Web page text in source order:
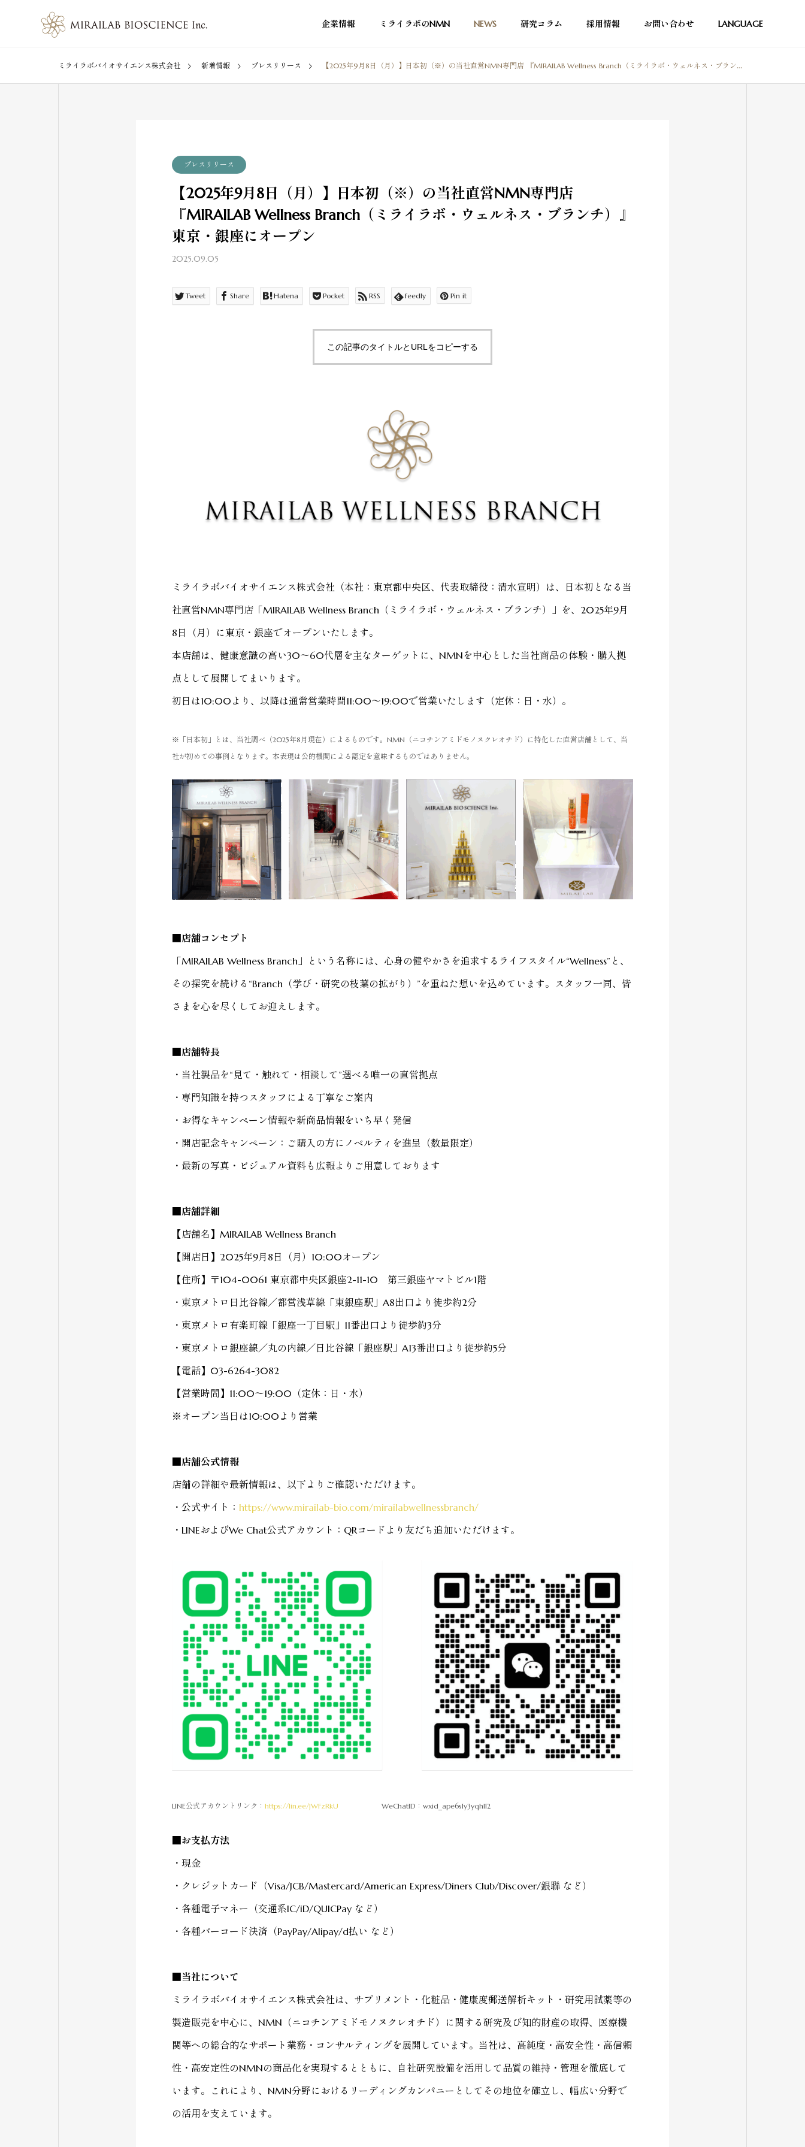
企業情報 ミライラボのNMN NEWS 研究コラム 採用情報 お問い合わせ LANGUAGE
ミライラボバイオサイエンス株式会社 新着情報 プレスリリース 【2025年9月8日（月）】日本初（※）の当社直営NMN専門店 『MIRAILAB Wellness Branch（ミライラボ・ウェルネス・ブランチ）』東京・銀座にオープン
プレスリリース
【2025年9月8日（月）】日本初（※）の当社直営NMN専門店
『MIRAILAB Wellness Branch（ミライラボ・ウェルネス・ブランチ）』
東京・銀座にオープン
2025.09.05
Tweet Share Hatena Pocket RSS feedly Pin it
この記事のタイトルとURLをコピーする
ミライラボバイオサイエンス株式会社（本社：東京都中央区、代表取締役：清水宣明）は、日本初となる当
社直営NMN専門店「MIRAILAB Wellness Branch（ミライラボ・ウェルネス・ブランチ）」を、2025年9月
8日（月）に東京・銀座でオープンいたします。
本店舗は、健康意識の高い30〜60代層を主なターゲットに、NMNを中心とした当社商品の体験・購入拠
点として展開してまいります。
初日は10:00より、以降は通常営業時間11:00～19:00で営業いたします（定休：日・水）。
※「日本初」とは、当社調べ（2025年8月現在）によるものです。NMN（ニコチンアミドモノヌクレオチド）に特化した直営店舗として、当
社が初めての事例となります。本表現は公的機関による認定を意味するものではありません。
■店舗コンセプト
「MIRAILAB Wellness Branch」という名称には、心身の健やかさを追求するライフスタイル“Wellness”と、
その探究を続ける“Branch（学び・研究の枝葉の拡がり）”を重ねた想いを込めています。スタッフ一同、皆
さまを心を尽くしてお迎えします。
■店舗特長
・当社製品を“見て・触れて・相談して”選べる唯一の直営拠点
・専門知識を持つスタッフによる丁寧なご案内
・お得なキャンペーン情報や新商品情報をいち早く発信
・開店記念キャンペーン：ご購入の方にノベルティを進呈（数量限定）
・最新の写真・ビジュアル資料も広報よりご用意しております
■店舗詳細
【店舗名】 MIRAILAB Wellness Branch
【開店日】 2025年9月8日（月）10:00オープン
【住所】〒104-0061 東京都中央区銀座2-11-10 第三銀座ヤマトビル1階
・東京メトロ日比谷線／都営浅草線「東銀座駅」A8出口より徒歩約2分
・東京メトロ有楽町線「銀座一丁目駅」11番出口より徒歩約3分
・東京メトロ銀座線／丸の内線／日比谷線「銀座駅」A13番出口より徒歩約5分
【電話】 03-6264-3082
【営業時間】 11:00～19:00（定休：日・水）
※オープン当日は10:00より営業
■店舗公式情報
店舗の詳細や最新情報は、以下よりご確認いただけます。
・公式サイト： https://www.mirailab-bio.com/mirailabwellnessbranch/
・ LINEおよびWe Chat公式アカウント：QRコードより友だち追加いただけます。
LINE公式アカウント リンク： https://lin.ee/JWFzRkU WeChatID：wxid_ape6s1y3yqhl12
■お支払方法
・現金
・クレジットカード（Visa/JCB/Mastercard/American Express/Diners Club/Discover/銀聯 など）
・各種電子マネー（交通系IC/iD/QUICPay など）
・各種バーコード決済（PayPay/Alipay/d払い など）
■当社について
ミライラボバイオサイエンス株式会社は、サプリメント・化粧品・健康度郵送解析キット・研究用試薬等の
製造販売を中心に、NMN（ニコチンアミドモノヌクレオチド）に関する研究及び知的財産の取得、医療機
関等への総合的なサポート業務・コンサルティングを展開しています。当社は、高純度・高安全性・高信頼
性・高安定性のNMNの商品化を実現するとともに、自社研究設備を活用して品質の維持・管理を徹底して
います。これにより、NMN分野におけるリーディングカンパニーとしてその地位を確立し、幅広い分野で
の活用を支えています。